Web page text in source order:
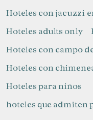
Hoteles con jacuzzi
Hoteles adults only
Hoteles con campo
Hoteles con
Hoteles para niños​
hoteles que admiten